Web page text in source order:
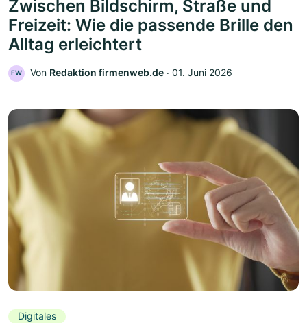
Zwischen Bildschirm, Straße und
Freizeit: Wie die passende Brille den
Alltag erleichtert
FW Von Redaktion firmenweb.de ‧ 01. Juni 2026
Digitales